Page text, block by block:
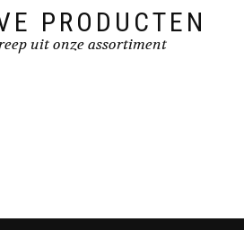
PRODUCTEN
uit onze assortiment